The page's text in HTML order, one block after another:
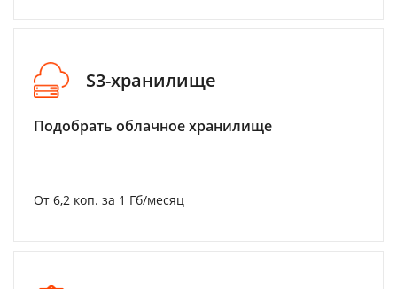
S3-хранилище
Подобрать облачное хранилище
От 6,2 коп. за 1 Гб/месяц